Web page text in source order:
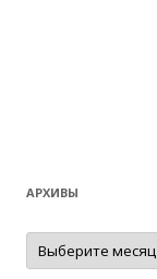
АРХИВЫ
Архивы